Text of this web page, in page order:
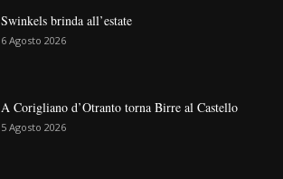
Swinkels brinda all’estate
6 Agosto 2026
A Corigliano d’Otranto torna Birre al Castello
5 Agosto 2026